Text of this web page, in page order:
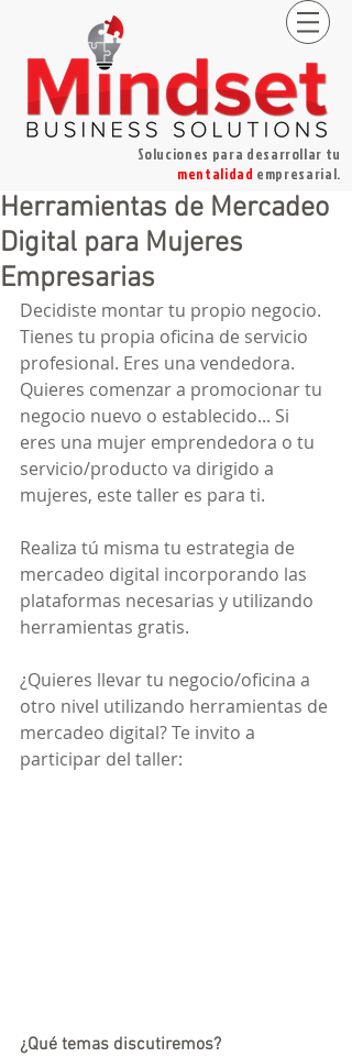
Soluciones para desarrollar tu
mentalidad empresarial.
Herramientas de Mercadeo
Digital para Mujeres
Empresarias
Decidiste montar tu propio negocio.
Tienes tu propia oficina de servicio
profesional. Eres una vendedora.
Quieres comenzar a promocionar tu
negocio nuevo o establecido... Si
eres una mujer emprendedora o tu
servicio/producto va dirigido a
mujeres, este taller es para ti.
Realiza tú misma tu estrategia de
mercadeo digital incorporando las
plataformas necesarias y utilizando
herramientas gratis.
¿Quieres llevar tu negocio/oficina a
otro nivel utilizando herramientas de
mercadeo digital? Te invito a
participar del taller:
¿Qué temas discutiremos?